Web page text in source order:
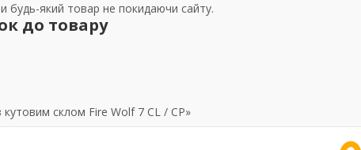
будь-який товар не покидаючи сайту.
до товару
склом Fire Wolf 7 CL / CP»